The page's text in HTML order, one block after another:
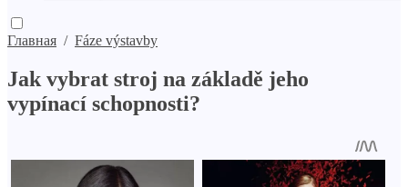
Главная / Fáze výstavby
Jak vybrat stroj na základě jeho
vypínací schopnosti?